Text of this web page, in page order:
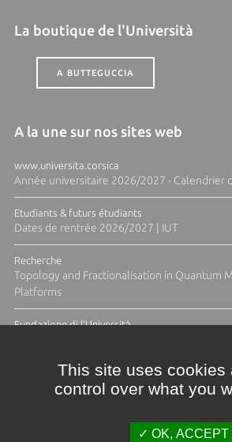
La boutique de l'Università
A BUTTEGUCCIA
A la une sur nos sites web
www.universita.corsica
Année universitaire 2026/2027 - Calendrier
Etudiants & futurs étudiants
Dates de rentrée 2026/2027 | IUT
Recherche
Topology and Fractionalisation in Quantum
Platforms
Fundazione di l'Università
This site uses cookies
control over what you
OK, ACCEPT